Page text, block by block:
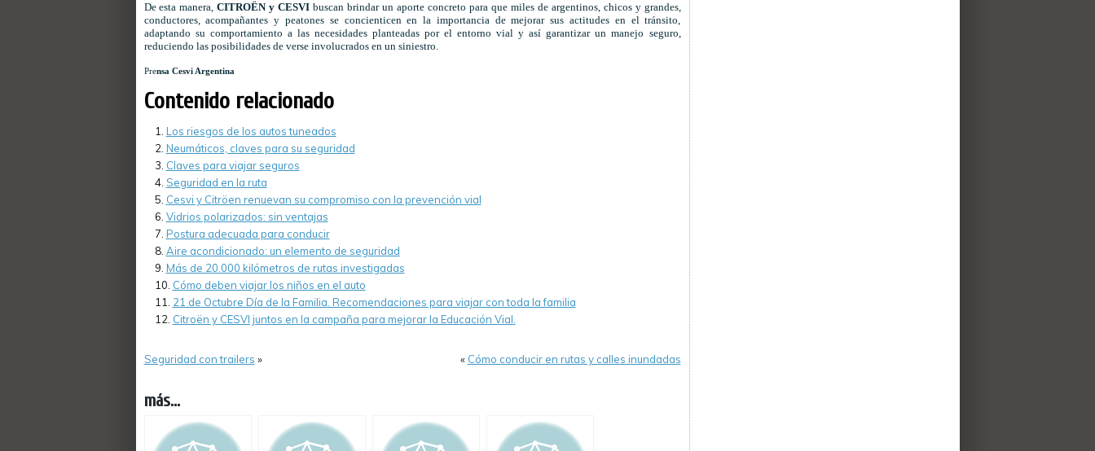
De esta manera,CITROËN y CESVI buscan brindar un aporte concreto para que miles de argentinos, chicos y grandes,
conductores, acompañantes y peatones se concienticen en la importancia de mejorar sus actitudes en el tránsito,
adaptando su comportamiento a las necesidades planteadas por el entorno vial y así garantizar un manejo seguro,
reduciendo las posibilidades de verse involucrados en un siniestro.
Prensa Cesvi Argentina
Contenido relacionado
Los riesgos de los autos tuneados
Neumáticos, claves para su seguridad
Claves para viajar seguros
Seguridad en la ruta
Cesvi y Citröen renuevan su compromiso con la prevención vial
Vidrios polarizados: sin ventajas
Postura adecuada para conducir
Aire acondicionado: un elemento de seguridad
Más de 20.000 kilómetros de rutas investigadas
Cómo deben viajar los niños en el auto
21 de Octubre Día de la Familia. Recomendaciones para viajar con toda la familia
Citroën y CESVI juntos en la campaña para mejorar la Educación Vial.
Seguridad con trailers » « Cómo conducir en rutas y calles inundadas
más...